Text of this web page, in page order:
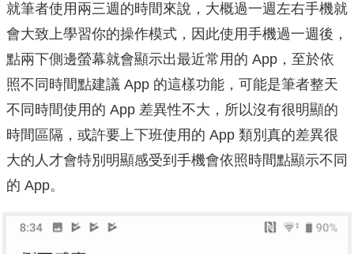
就筆者使用兩三週的時間來說，大概過一週左右手機就
會大致上學習你的操作模式，因此使用手機過一週後，
點兩下側邊螢幕就會顯示出最近常用的 App，至於依
照不同時間點建議 App 的這樣功能，可能是筆者整天
不同時間使用的 App 差異性不大，所以沒有很明顯的
時間區隔，或許要上下班使用的 App 類別真的差異很
大的人才會特別明顯感受到手機會依照時間點顯示不同
的 App。